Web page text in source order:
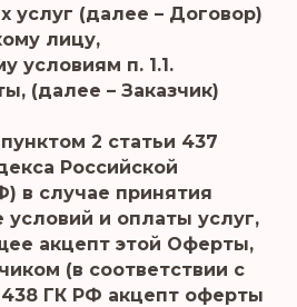
услуг (далее – Договор)
лицу,
условиям п. 1.1.
(далее – Заказчик)
2 статьи 437
Российской
в случае принятия
и оплаты услуг,
акцепт этой Оферты,
(в соответствии с
438 ГК РФ акцепт оферты